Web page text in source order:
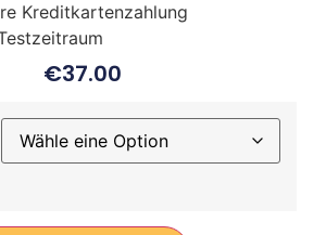
Kreditkartenzahlung
€37.00